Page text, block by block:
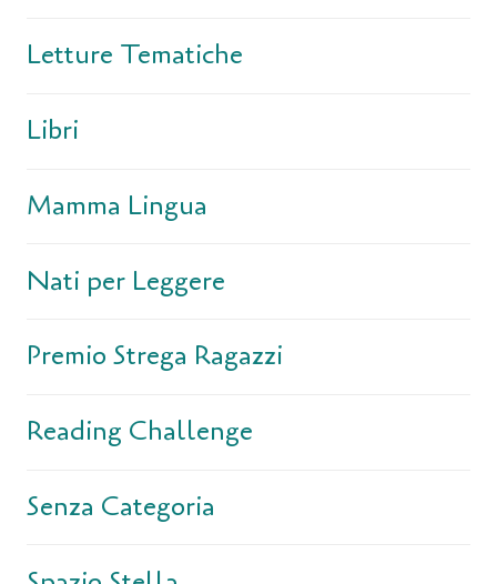
Letture Tematiche
Libri
Mamma Lingua
Nati per Leggere
Premio Strega Ragazzi
Reading Challenge
Senza Categoria